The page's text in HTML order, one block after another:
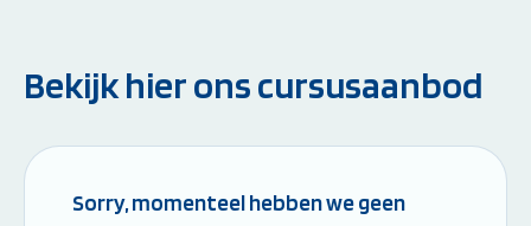
Bekijk hier ons cursusaanbod
Sorry, momenteel hebben we geen